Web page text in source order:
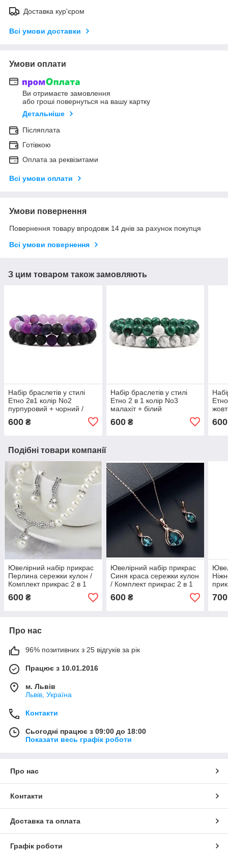
Доставка кур'єром
Всі умови доставки
Умови оплати
Ви отримаєте замовлення
або гроші повернуться на вашу картку
Детальніше
Післяплата
Готівкою
Оплата за реквізитами
Всі умови оплати
Умови повернення
Повернення товару впродовж 14 днів за рахунок покупця
Всі умови повернення
З цим товаром також замовляють
Набір браслетів у стилі
Етно 2в1 колір No2
пурпуровий + чорний /
600 ₴
Набір браслетів у стилі
Етно 2 в 1 колір No3
малахіт + білий
600₴ 600
Подібні товари компанії
Ювелірний набір прикрас
Перлина сережки кулон /
Комплект прикрас 2 в 1
600 ₴
Ювелірний набір прикрас
Синя краса сережки кулон
/ Комплект прикрас 2 в 1
600₴ 700
Про нас
96% позитивних з 25 відгуків за рік
Працює з 10.01.2016
м. Львів
Львів, Україна
Контакти
Сьогодні працює з 09:00 до 18:00
Показати весь графік роботи
Про нас
Контакти
Доставка та оплата
Графік роботи